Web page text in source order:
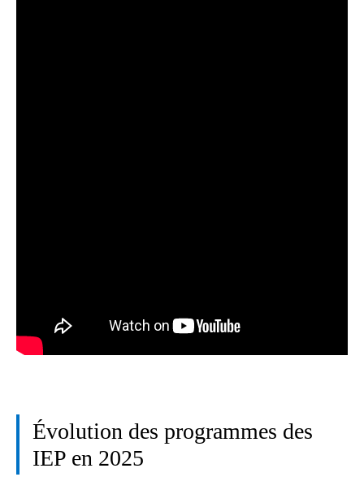
Évolution des programmes des
IEP en 2025